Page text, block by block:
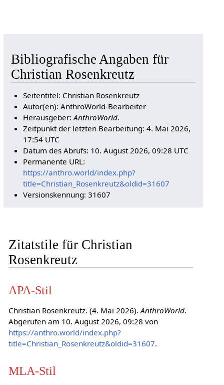
Bibliografische Angaben für
Christian Rosenkreutz
Seitentitel: Christian Rosenkreutz
Autor(en): AnthroWorld-Bearbeiter
Herausgeber:AnthroWorld.
Zeitpunkt der letzten Bearbeitung: 4. Mai 2026,
17:54 UTC
Datum des Abrufs: 10. August 2026, 09:28 UTC
Permanente URL:
https://anthro.world/index.php?
title=Christian_Rosenkreutz&oldid=31607
Versionskennung: 31607
Zitatstile für Christian
Rosenkreutz
APA-Stil
Christian Rosenkreutz. (4. Mai 2026). AnthroWorld.
Abgerufen am 10. August 2026, 09:28 von
https://anthro.world/index.php?
title=Christian_Rosenkreutz&oldid=31607.
MLA-Stil